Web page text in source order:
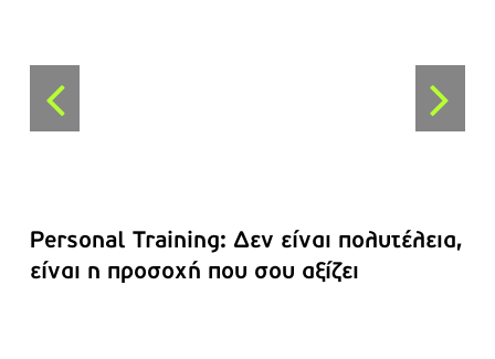
Personal Training: Δεν είναι πολυτέλεια,
είναι η προσοχή που σου αξίζει